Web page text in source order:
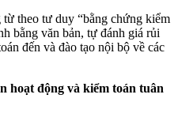
theo tư duy “bằng chứng kiểm
bằng văn bản, tự đánh giá rủi
đến và đào tạo nội bộ về các
hoạt động và kiểm toán tuân